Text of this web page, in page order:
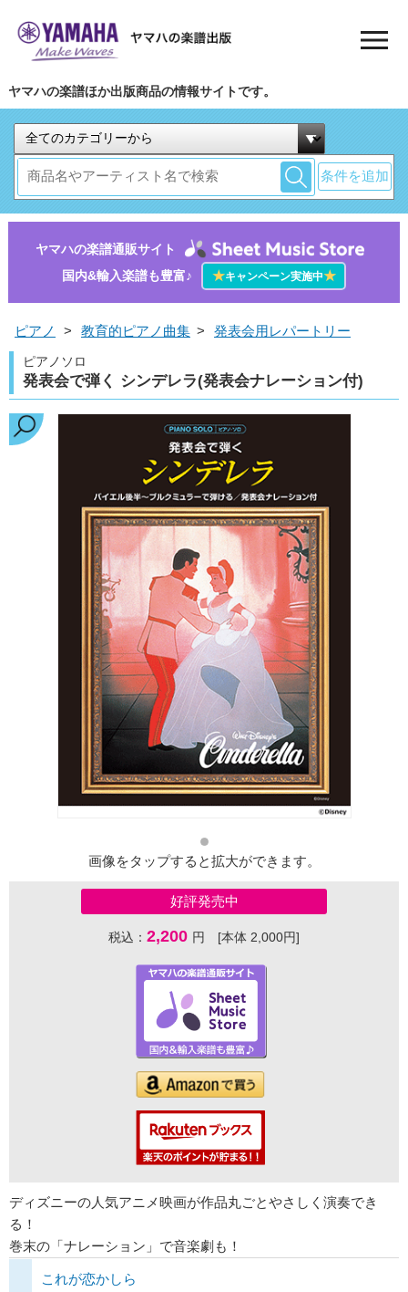
ヤマハの楽譜ほか出版商品の情報サイトです。
条件を追加
ヤマハの楽譜通販サイト
国内&輸入楽譜も豊富♪
★キャンペーン実施中★
ピアノ > 教育的ピアノ曲集 > 発表会用レパートリー
ピアノソロ
発表会で弾く シンデレラ(発表会ナレーション付)
画像をタップすると拡大ができます。
好評発売中
税込： 2,200 円 [本体 2,000円]
ディズニーの人気アニメ映画が作品丸ごとやさしく演奏でき
る！
巻末の「ナレーション」で音楽劇も！
これが恋かしら